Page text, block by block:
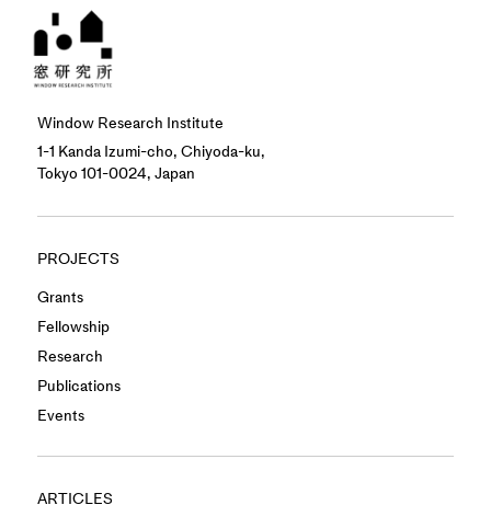
Window Research Institute
1-1 Kanda Izumi-cho, Chiyoda-ku,
Tokyo 101-0024, Japan
PROJECTS
Grants
Fellowship
Research
Publications
Events
ARTICLES